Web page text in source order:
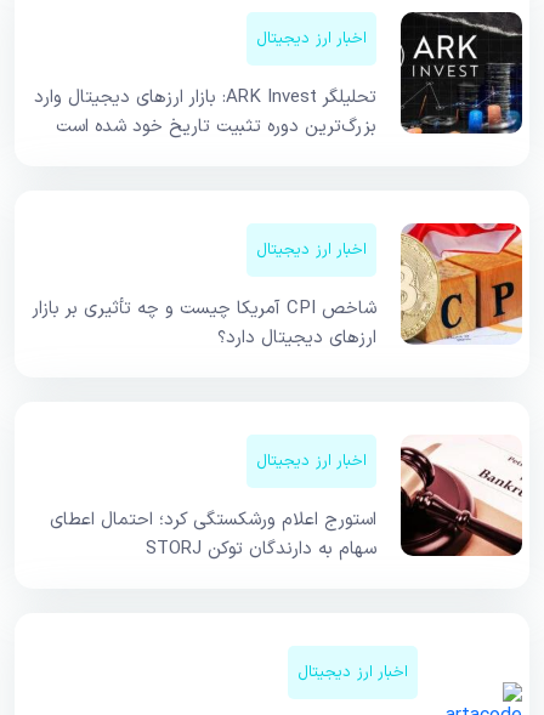
اخبار ارز دیجیتال
تحلیلگر ARK Invest: بازار ارزهای دیجیتال وارد
بزرگ‌ترین دوره تثبیت تاریخ خود شده است
اخبار ارز دیجیتال
شاخص CPI آمریکا چیست و چه تأثیری بر بازار
ارزهای دیجیتال دارد؟
اخبار ارز دیجیتال
استورج اعلام ورشکستگی کرد؛ احتمال اعطای
سهام به دارندگان توکن STORJ
اخبار ارز دیجیتال